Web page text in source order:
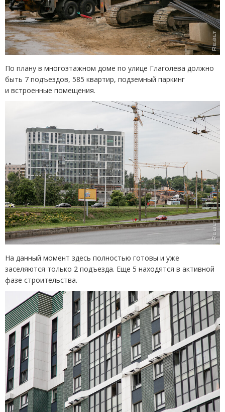
По плану в многоэтажном доме по улице Глаголева должно
быть 7 подъездов, 585 квартир, подземный паркинг
и встроенные помещения.
На данный момент здесь полностью готовы и уже
заселяются только 2 подъезда. Еще 5 находятся в активной
фазе строительства.